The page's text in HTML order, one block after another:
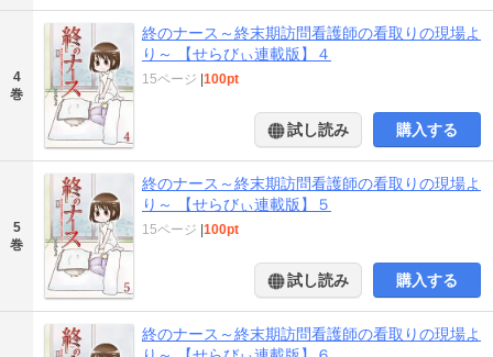
4
巻
終のナース～終末期訪問看護師の看取りの現場よ
り～ 【せらびぃ連載版】４
15ページ |100pt
試し読み 購入する
5
巻
終のナース～終末期訪問看護師の看取りの現場よ
り～ 【せらびぃ連載版】５
15ページ |100pt
試し読み 購入する
終のナース～終末期訪問看護師の看取りの現場よ